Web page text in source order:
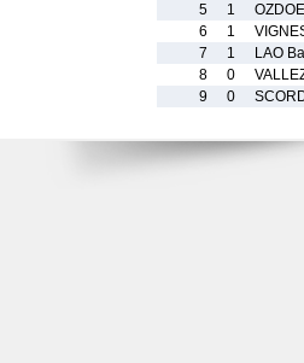
5
1
6
1
7
1
LAO
8
0
9
0